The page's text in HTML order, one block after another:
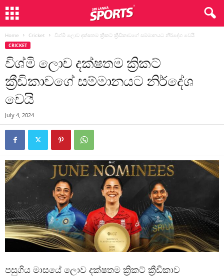
Home Cricket විශ්මි ලොව දක්ෂතම ක්‍රිකට් ක්‍රීඩිකාවගේ සම්මානයට නිර්දේශ වෙයි
CRICKET
විශ්මි ලොව දක්ෂතම ක්‍රිකට්
ක්‍රීඩිකාවගේ සම්මානයට නිර්දේශ
වෙයි
July 4, 2024
පසුගිය මාසයේ ලොව දක්ෂතම ක්‍රිකට් ක්‍රීඩිකාව